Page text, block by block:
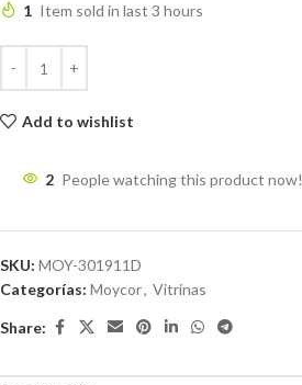
1 Item sold in last 3 hours
Add to wishlist
2 People watching this product now!
SKU: MOY-301911D
Categorías: Moycor, Vitrinas
Share: